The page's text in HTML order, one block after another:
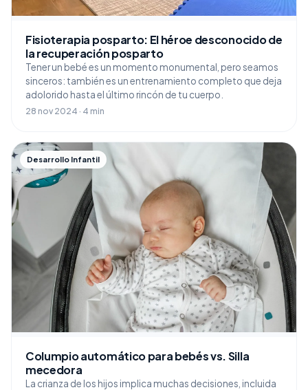
Fisioterapia posparto: El héroe desconocido de
la recuperación posparto
Tener un bebé es un momento monumental, pero seamos
sinceros: también es un entrenamiento completo que deja
adolorido hasta el último rincón de tu cuerpo.
28 nov 2024 · 4 min
Desarrollo Infantil
Columpio automático para bebés vs. Silla
mecedora
La crianza de los hijos implica muchas decisiones, incluida